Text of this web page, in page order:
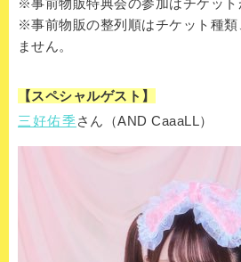
※事前物販特典会の参加はチケット
※事前物販の整列順はチケット種類
ません。
【スペシャルゲスト】
三好佑季さん（AND CaaaLL）